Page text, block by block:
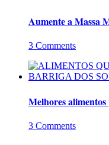
Aumente a Massa
3 Comments
Melhores
3 Comments